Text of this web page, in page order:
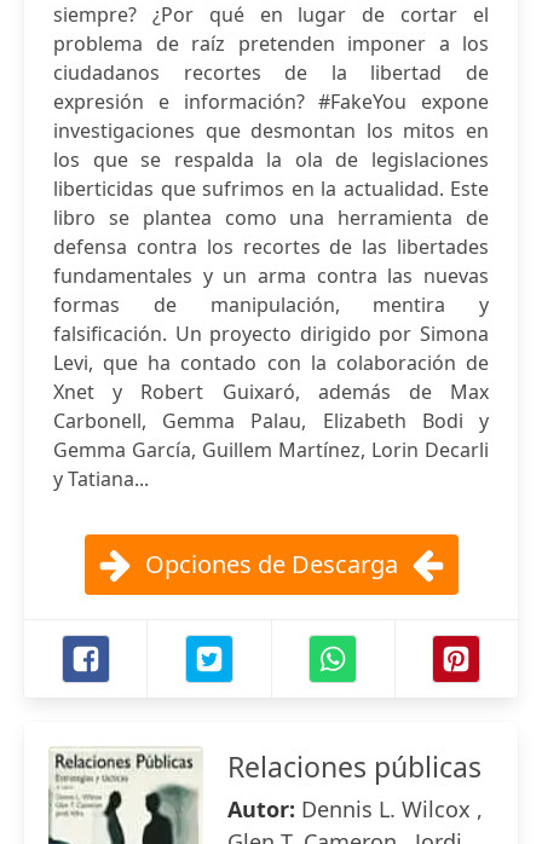
siempre? ¿Por qué en lugar de cortar el
problema de raíz pretenden imponer a los
ciudadanos recortes de la libertad de
expresión e información? #FakeYou expone
investigaciones que desmontan los mitos en
los que se respalda la ola de legislaciones
liberticidas que sufrimos en la actualidad. Este
libro se plantea como una herramienta de
defensa contra los recortes de las libertades
fundamentales y un arma contra las nuevas
formas de manipulación, mentira y
falsificación. Un proyecto dirigido por Simona
Levi, que ha contado con la colaboración de
Xnet y Robert Guixaró, además de Max
Carbonell, Gemma Palau, Elizabeth Bodi y
Gemma García, Guillem Martínez, Lorin Decarli
y Tatiana...
Opciones de Descarga
Relaciones públicas
Autor: Dennis L. Wilcox ,